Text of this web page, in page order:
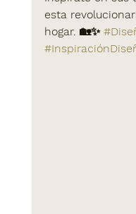
esta
hogar. 🏡✨